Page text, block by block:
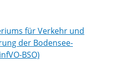
für Verkehr und
der Bodensee-
BSO)